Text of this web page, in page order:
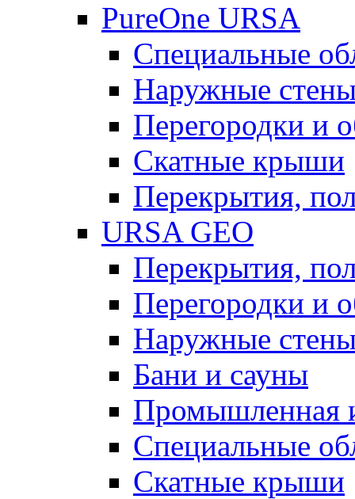
PureOne URSA
Специальные
Наружные
Перегородки и
Скатные крыши
Перекрытия,
URSA GEO
Перекрытия,
Перегородки и
Наружные
Бани и сауны
Промышленная
Специальные
Скатные крыши